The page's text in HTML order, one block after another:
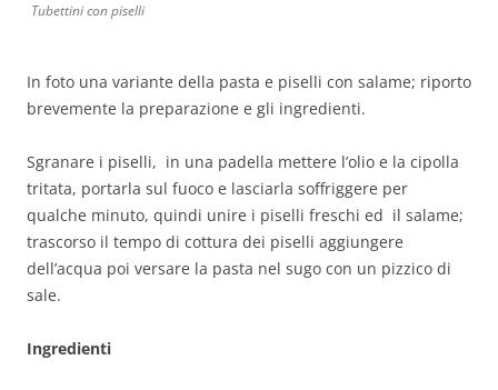
Tubettini con piselli
In foto una variante della pasta e piselli con salame; riporto
brevemente la preparazione e gli ingredienti.
Sgranare i piselli, in una padella mettere l’olio e la cipolla
tritata, portarla sul fuoco e lasciarla soffriggere per
qualche minuto, quindi unire i piselli freschi ed il salame;
trascorso il tempo di cottura dei piselli aggiungere
dell’acqua poi versare la pasta nel sugo con un pizzico di
sale.
Ingredienti